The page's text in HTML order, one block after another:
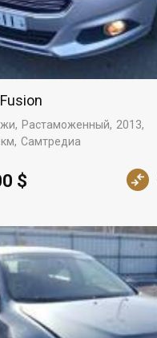
Растаможенный
2013
Самтредиа
$